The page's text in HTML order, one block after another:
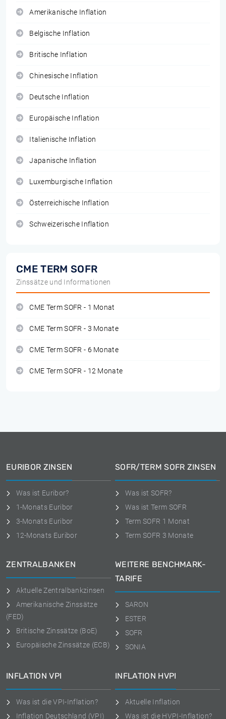
Amerikanische Inflation
Belgische Inflation
Britische Inflation
Chinesische Inflation
Deutsche Inflation
Europäische Inflation
Italienische Inflation
Japanische Inflation
Luxemburgische Inflation
Österreichische Inflation
Schweizerische Inflation
CME TERM SOFR
Zinssätze und Informationen
CME Term SOFR - 1 Monat
CME Term SOFR - 3 Monate
CME Term SOFR - 6 Monate
CME Term SOFR - 12 Monate
EURIBOR ZINSEN
Was ist Euribor?
1-Monats Euribor
3-Monats Euribor
12-Monats Euribor
SOFR/TERM SOFR ZINSEN
Was ist SOFR?
Was ist Term SOFR
Term SOFR 1 Monat
Term SOFR 3 Monate
ZENTRALBANKEN
Aktuelle Zentralbankzinsen
Amerikanische Zinssätze
(FED)
Britische Zinssätze (BoE)
Europäische Zinssätze (ECB)
WEITERE BENCHMARK-
TARIFE
SARON
ESTER
SOFR
SONIA
INFLATION VPI
Was ist die VPI-Inflation?
Inflation Deutschland (VPI)
INFLATION HVPI
Aktuelle Inflation
Was ist die HVPI-Inflation?